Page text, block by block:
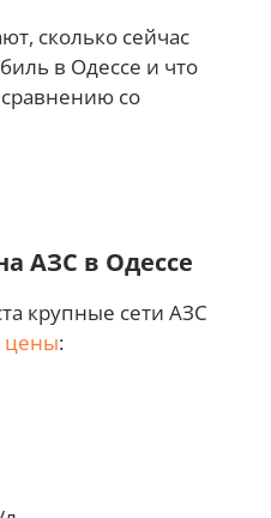
сколько сейчас
в Одессе и что
со
АЗС в Одессе
крупные сети АЗС
цены: